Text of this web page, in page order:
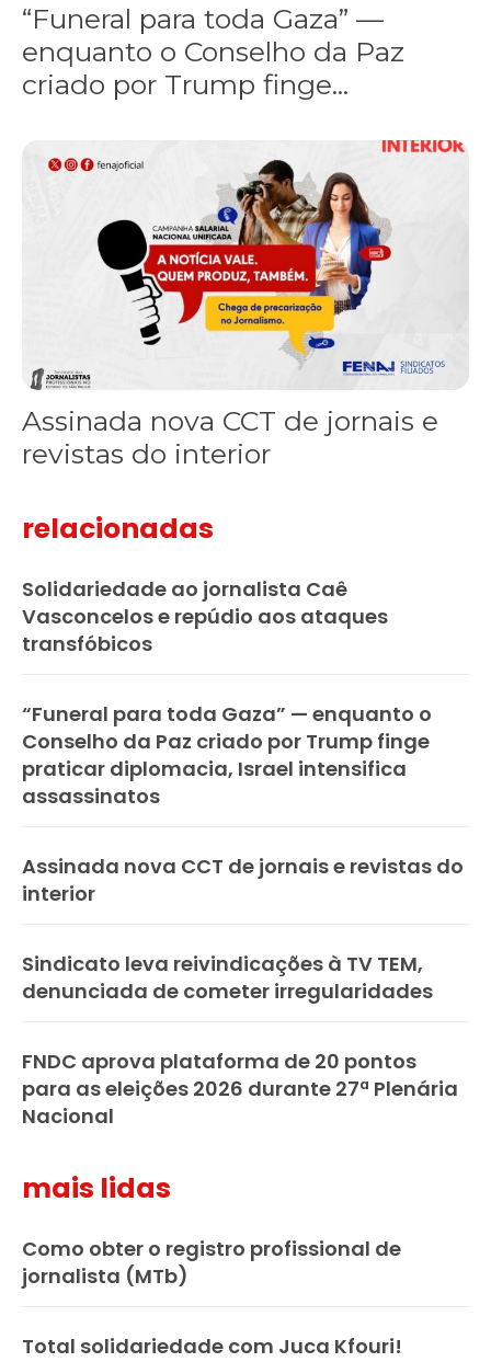
“Funeral para toda Gaza” —
enquanto o Conselho da Paz
criado por Trump finge...
Assinada nova CCT de jornais e revistas do interior
Assinada nova CCT de jornais e
revistas do interior
relacionadas
Solidariedade ao jornalista Caê
Vasconcelos e repúdio aos ataques
transfóbicos
“Funeral para toda Gaza” — enquanto o
Conselho da Paz criado por Trump finge
praticar diplomacia, Israel intensifica
assassinatos
Assinada nova CCT de jornais e revistas do
interior
Sindicato leva reivindicações à TV TEM,
denunciada de cometer irregularidades
FNDC aprova plataforma de 20 pontos
para as eleições 2026 durante 27ª Plenária
Nacional
mais lidas
Como obter o registro profissional de
jornalista (MTb)
Total solidariedade com Juca Kfouri!